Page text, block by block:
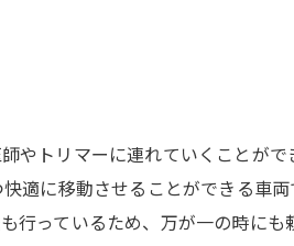
やトリマーに連れていくことが
適に移動させることができる車
行っているため、万が一の時に